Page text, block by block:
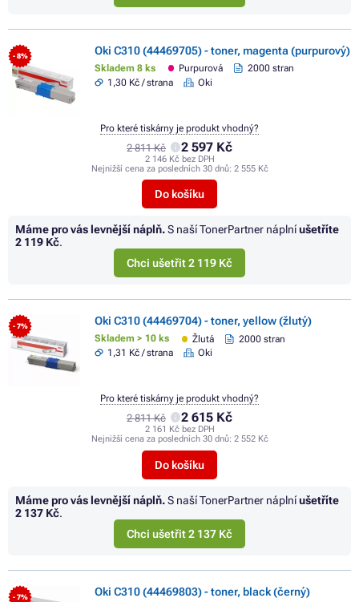
- 8% Oki C310 (44469705) - toner, magenta (purpurový)
Skladem 8 ks Purpurová
2000 stran
1,30 Kč / strana
Oki
2 811 Kč 2 597 Kč
2 146 Kč bez DPH
Nejnižší cena za posledních 30 dnů: 2 555 Kč
Do košíku
Pro které tiskárny je produkt vhodný?
Máme pro vás levnější náplň.S naší TonerPartner náplníušetříte
2 119 Kč.
Chci ušetřit 2 119 Kč
- 7% Oki C310 (44469704) - toner, yellow (žlutý)
Skladem > 10 ks Žlutá
2000 stran
1,31 Kč / strana
Oki
2 811 Kč 2 615 Kč
2 161 Kč bez DPH
Nejnižší cena za posledních 30 dnů: 2 552 Kč
Do košíku
Pro které tiskárny je produkt vhodný?
Máme pro vás levnější náplň.S naší TonerPartner náplníušetříte
2 137 Kč.
Chci ušetřit 2 137 Kč
- 7% Oki C310 (44469803) - toner, black (černý)